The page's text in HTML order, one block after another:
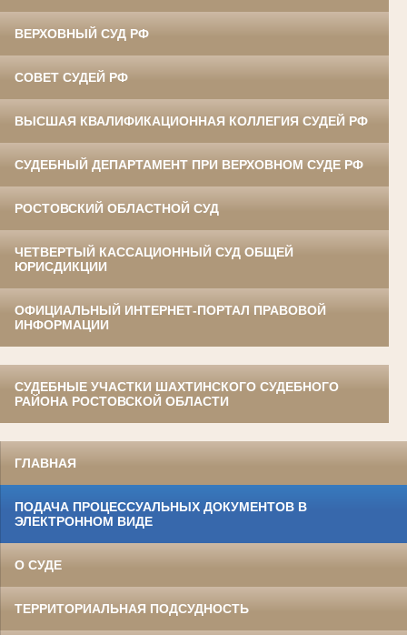
ВЕРХОВНЫЙ СУД РФ
СОВЕТ СУДЕЙ РФ
ВЫСШАЯ КВАЛИФИКАЦИОННАЯ КОЛЛЕГИЯ СУДЕЙ РФ
СУДЕБНЫЙ ДЕПАРТАМЕНТ ПРИ ВЕРХОВНОМ СУДЕ РФ
РОСТОВСКИЙ ОБЛАСТНОЙ СУД
ЧЕТВЕРТЫЙ КАССАЦИОННЫЙ СУД ОБЩЕЙ
ЮРИСДИКЦИИ
ОФИЦИАЛЬНЫЙ ИНТЕРНЕТ-ПОРТАЛ ПРАВОВОЙ
ИНФОРМАЦИИ
СУДЕБНЫЕ УЧАСТКИ ШАХТИНСКОГО СУДЕБНОГО
РАЙОНА РОСТОВСКОЙ ОБЛАСТИ
ГЛАВНАЯ
ПОДАЧА ПРОЦЕССУАЛЬНЫХ ДОКУМЕНТОВ В
ЭЛЕКТРОННОМ ВИДЕ
О СУДЕ
ТЕРРИТОРИАЛЬНАЯ ПОДСУДНОСТЬ